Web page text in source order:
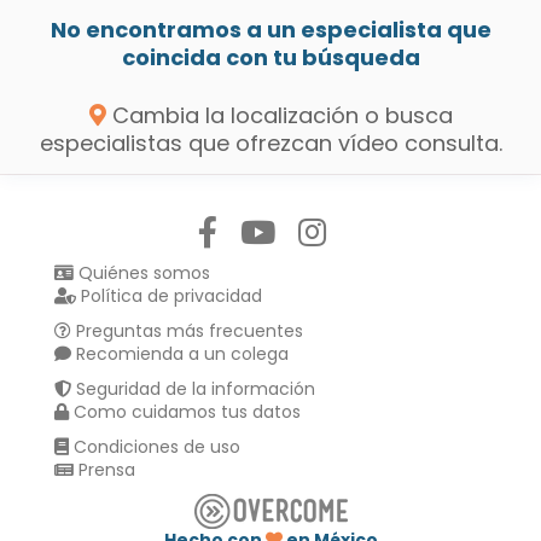
No encontramos a un especialista que
coincida con tu búsqueda
Cambia la localización o busca
especialistas que ofrezcan vídeo consulta.
Quiénes somos
Política de privacidad
Preguntas más frecuentes
Recomienda a un colega
Seguridad de la información
Como cuidamos tus datos
Condiciones de uso
Prensa